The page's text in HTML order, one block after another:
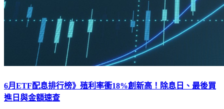
6月ETF配息排行榜》殖利率衝18%創新高！除息日、最後買
進日與金額速查